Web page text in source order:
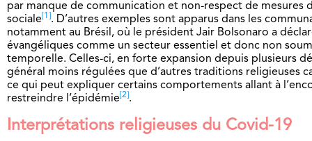
par manque de communication et non-respect de mesures
sociale [1] . D’autres exemples sont apparus dans les
notamment au Brésil, où le président Jair Bolsonaro a
évangéliques comme un secteur essentiel et donc non
temporelle. Celles-ci, en forte expansion depuis plusieurs
général moins régulées que d’autres traditions religieuses
ce qui peut expliquer certains comportements allant à
restreindre l’épidémie [2] .
Interprétations religieuses du Covid-19